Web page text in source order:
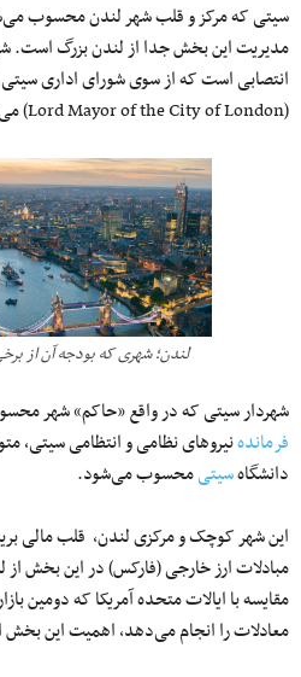
سیتی که مرکز و قلب شهر لندن محسوب
مدیریت این بخش جدا از لندن بزرگ است.
انتصابی است که از سوی شورای اداری سیتی
(Lord Mayor of the City of London) می‌نامند.
لندن؛ شهری که بودجه آن از
شهردار سیتی که در واقع «حاکم» شهر
فرماندهنیروهای نظامی و انتظامی سیتی،
دانشگاهسیتیمحسوب می‌شود.
مبادلات ارز خارجی (فارکس) در این بخش
معادلات را انجام می‌دهد، اهمیت این